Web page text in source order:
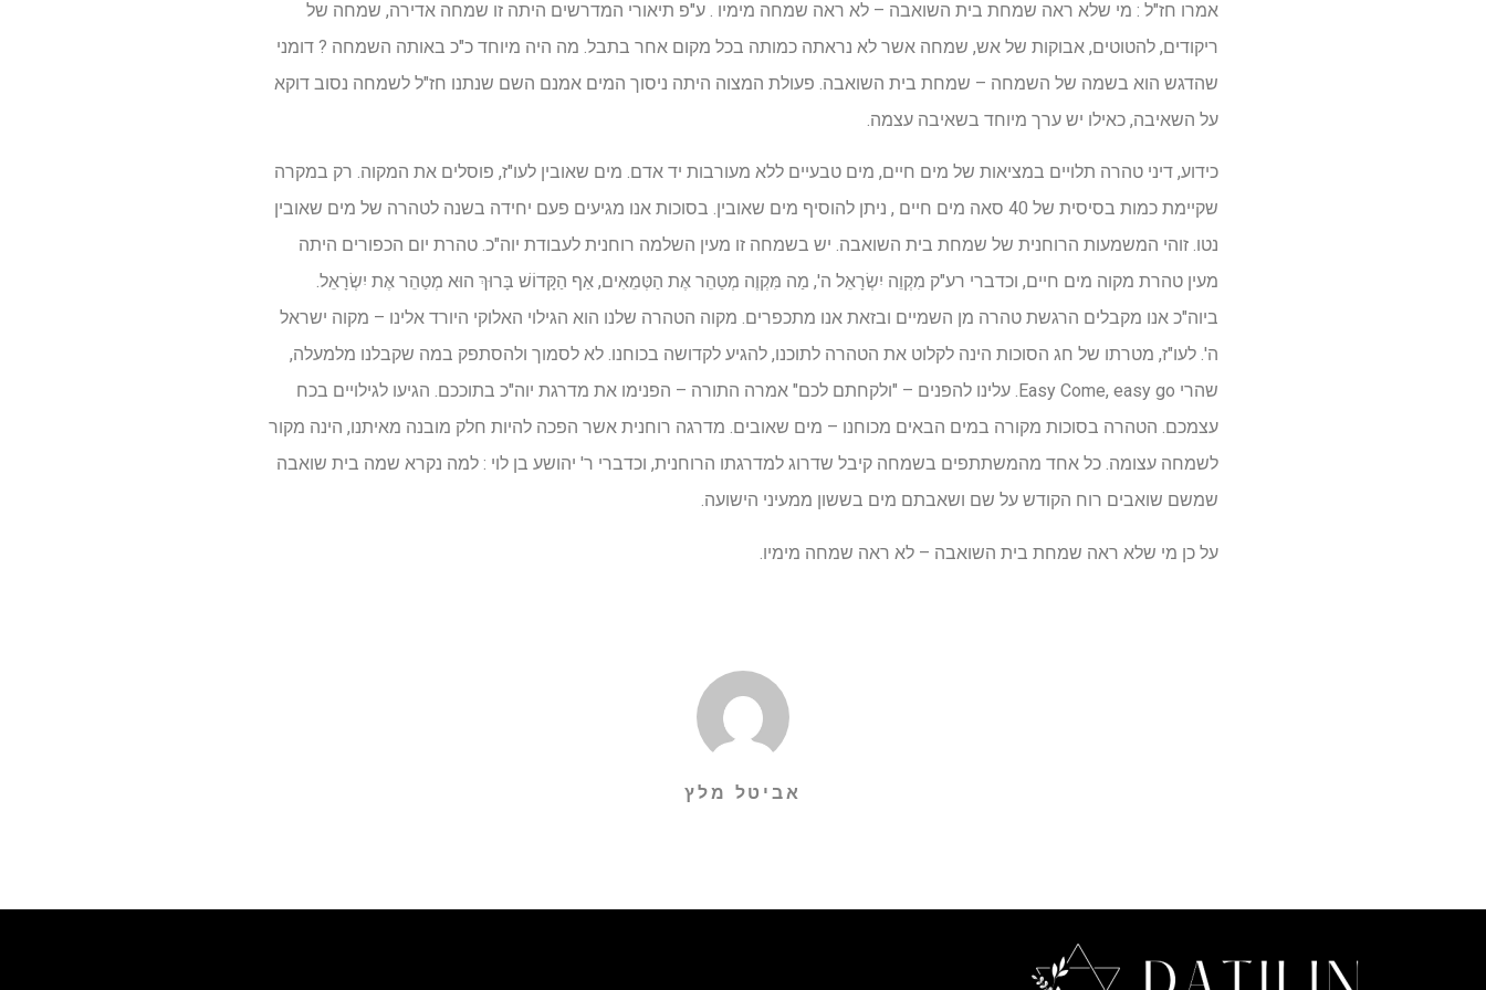
אמרו חז"ל : מי שלא ראה שמחת בית השואבה – לא ראה שמחה מימיו . ע"פ תיאורי המדרשים היתה זו שמחה אדירה, שמחה של
ריקודים, להטוטים, אבוקות של אש, שמחה אשר לא נראתה כמותה בכל מקום אחר בתבל. מה היה מיוחד כ"כ באותה השמחה ? דומני
שהדגש הוא בשמה של השמחה – שמחת בית השואבה. פעולת המצוה היתה ניסוך המים אמנם השם שנתנו חז"ל לשמחה נסוב דוקא
על השאיבה, כאילו יש ערך מיוחד בשאיבה עצמה.
כידוע, דיני טהרה תלויים במציאות של מים חיים, מים טבעיים ללא מעורבות יד אדם. מים שאובין לעו"ז, פוסלים את המקוה. רק במקרה
שקיימת כמות בסיסית של 40 סאה מים חיים , ניתן להוסיף מים שאובין. בסוכות אנו מגיעים פעם יחידה בשנה לטהרה של מים שאובין
נטו. זוהי המשמעות הרוחנית של שמחת בית השואבה. יש בשמחה זו מעין השלמה רוחנית לעבודת יוה"כ. טהרת יום הכפורים היתה
מעין טהרת מקוה מים חיים, וכדברי רע"ק מִקְוֵה יִשְׂרָאֵל ה', מַה מִּקְוֶה מְטַהֵר אֶת הַטְּמֵאִים, אַף הַקָּדוֹשׁ בָּרוּךְ הוּא מְטַהֵר אֶת יִשְׂרָאֵל.
ביוה"כ אנו מקבלים הרגשת טהרה מן השמיים ובזאת אנו מתכפרים. מקוה הטהרה שלנו הוא הגילוי האלוקי היורד אלינו – מקוה ישראל
ה'. לעו"ז, מטרתו של חג הסוכות הינה לקלוט את הטהרה לתוכנו, להגיע לקדושה בכוחנו. לא לסמוך ולהסתפק במה שקבלנו מלמעלה,
שהרי Easy Come, easy go. עלינו להפנים – "ולקחתם לכם" אמרה התורה – הפנימו את מדרגת יוה"כ בתוככם. הגיעו לגילויים בכח
עצמכם. הטהרה בסוכות מקורה במים הבאים מכוחנו – מים שאובים. מדרגה רוחנית אשר הפכה להיות חלק מובנה מאיתנו, הינה מקור
לשמחה עצומה. כל אחד מהמשתתפים בשמחה קיבל שדרוג למדרגתו הרוחנית, וכדברי ר' יהושע בן לוי : למה נקרא שמה בית שואבה
שמשם שואבים רוח הקודש על שם ושאבתם מים בששון ממעיני הישועה.
על כן מי שלא ראה שמחת בית השואבה – לא ראה שמחה מימיו.
אביטל מלץ